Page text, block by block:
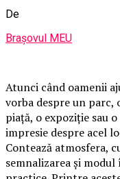
De
Brașovul MEU
Atunci când oamenii
vorba despre un parc,
piață, o expoziție sau
impresie despre acel
Contează atmosfera,
semnalizarea și